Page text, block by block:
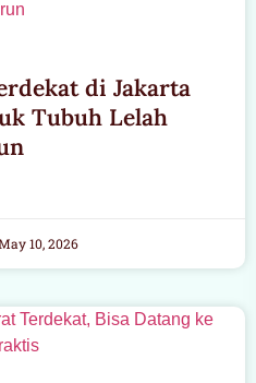
di Jakarta
Tubuh Lelah
10, 2026